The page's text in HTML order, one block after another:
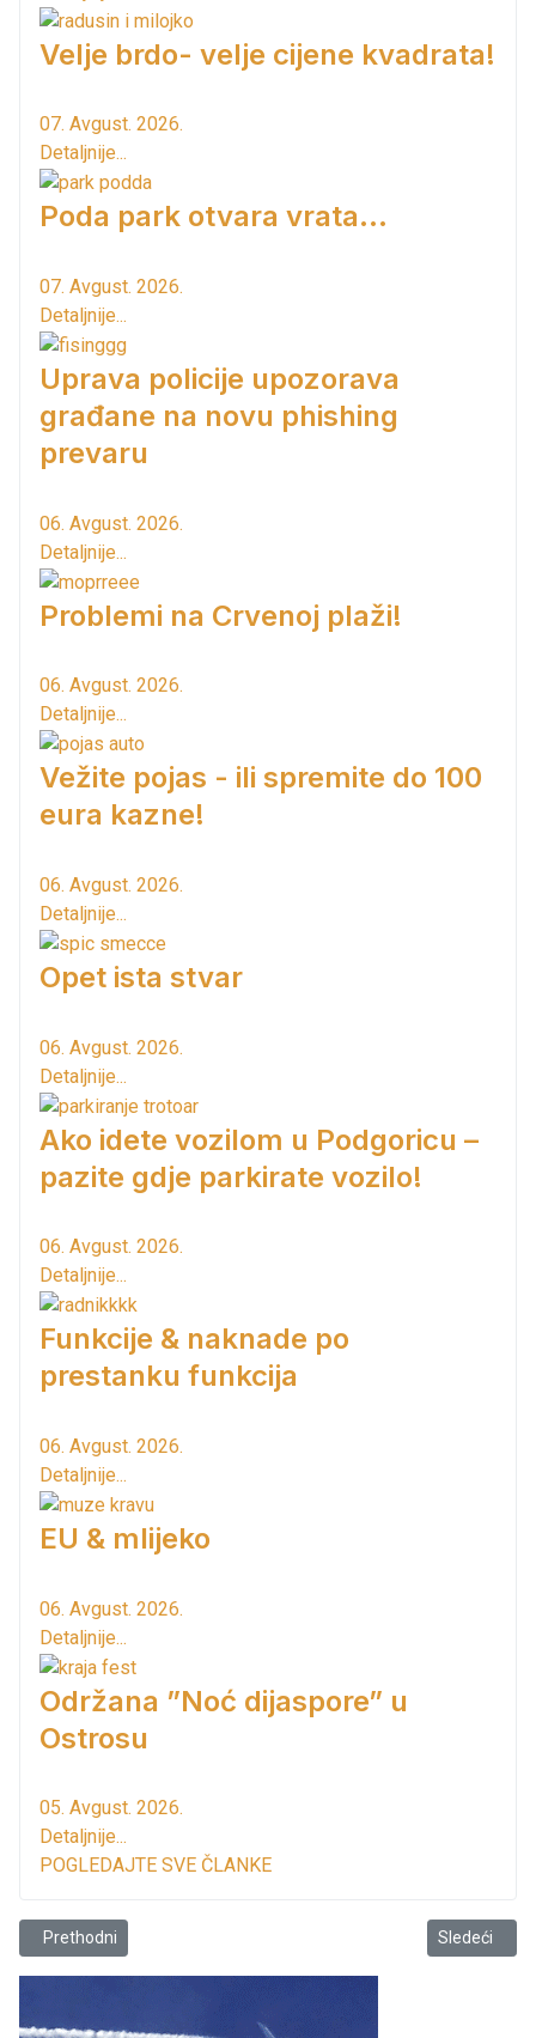
Velje brdo- velje cijene kvadrata!
07. Avgust. 2026.
Detaljnije...
Poda park otvara vrata...
07. Avgust. 2026.
Detaljnije...
Uprava policije upozorava
građane na novu phishing
prevaru
06. Avgust. 2026.
Detaljnije...
Problemi na Crvenoj plaži!
06. Avgust. 2026.
Detaljnije...
Vežite pojas - ili spremite do 100
eura kazne!
06. Avgust. 2026.
Detaljnije...
Opet ista stvar
06. Avgust. 2026.
Detaljnije...
Ako idete vozilom u Podgoricu –
pazite gdje parkirate vozilo!
06. Avgust. 2026.
Detaljnije...
Funkcije & naknade po
prestanku funkcija
06. Avgust. 2026.
Detaljnije...
EU & mlijeko
06. Avgust. 2026.
Detaljnije...
Održana ”Noć dijaspore” u
Ostrosu
05. Avgust. 2026.
Detaljnije...
POGLEDAJTE SVE ČLANKE
Prethodni članak: Kanali na magistrali sanirani kod Zaljeva
Prethodni Sledeći
Sledeći